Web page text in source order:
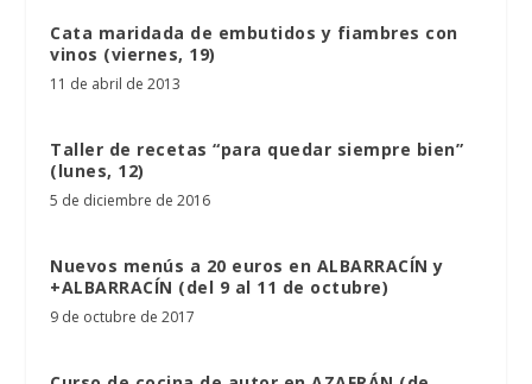
Cata maridada de embutidos y fiambres con
vinos (viernes, 19)
11 de abril de 2013
Taller de recetas “para quedar siempre bien”
(lunes, 12)
5 de diciembre de 2016
Nuevos menús a 20 euros en ALBARRACÍN y
+ALBARRACÍN (del 9 al 11 de octubre)
9 de octubre de 2017